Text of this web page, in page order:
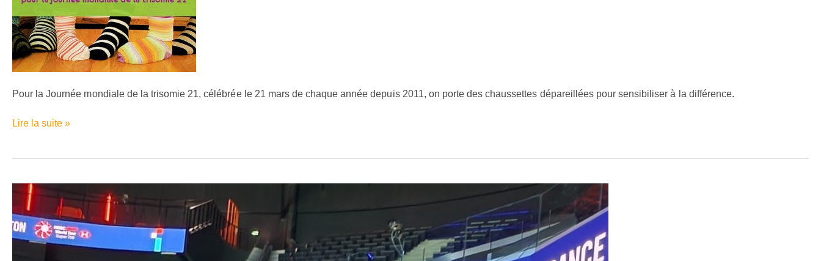
Pour la Journée mondiale de la trisomie 21, célébrée le 21 mars de chaque année depuis 2011, on porte des chaussettes dépareillées pour sensibiliser à la différence.
TRISOMIE
21
LE
JEUDI
21
2024
OPÉRATION
Lire la suite »
Invitation
aux
internationaux
de
Badminton